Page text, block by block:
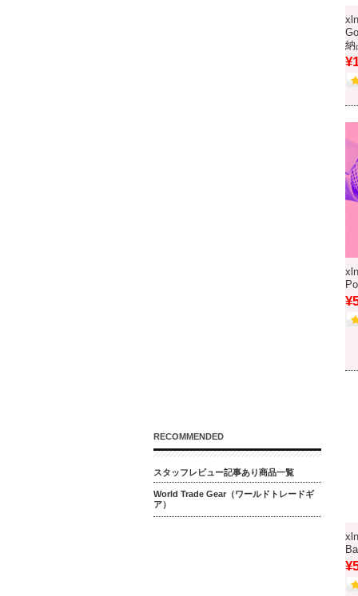
納
RECOMMENDED
スタッフレビュー記事あり商品一覧
World Trade Gear（ワールドトレードギ
ア）